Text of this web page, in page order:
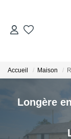
Accueil Maison
Longère